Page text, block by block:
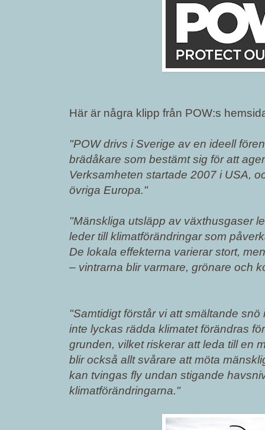
Här är några klipp från POW:s
"POW drivs i Sverige av en ideell
brädåkare som bestämt sig för att
Verksamheten startade 2007 i USA,
övriga Europa."
"Mänskliga utsläpp av växthusgaser
leder till klimatförändringar som
De lokala effekterna varierar stort,
– vintrarna blir varmare, grönare och
"Samtidigt förstår vi att smältande
inte lyckas rädda klimatet förändras
grunden, vilket riskerar att leda till en
blir också allt svårare att möta
kan tvingas fly undan stigande
klimatförändringarna."